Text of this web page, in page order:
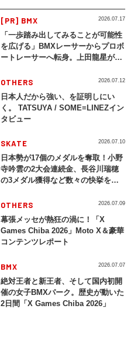
[PR] BMX
「一歩踏み出してみることが可能性
を広げる」BMXレーサーからプロボ
ートレーサーへ転身。上田龍星が体
2026.07.17
OTHERS
日本人だから強い、を証明しにい
く。 TATSUYA / SOME≡LINEZイン
タビュー
2026.07.12
SKATE
日本勢が17個のメダルを奪取！小野
寺吟雲の2大会連続金、長谷川瑞穂
の3メダル獲得など数々の快挙をプ
2026」
2026.07.10
OTHERS
幕張メッセが熱狂の渦に！「X
Games Chiba 2026」Moto X＆豪華
コンテンツレポート
2026.07.09
BMX
絶対王者と新王者、そして国内初開
催の女子BMXパーク。歴史が動いた
2日間「X Games Chiba 2026」
2026.07.07